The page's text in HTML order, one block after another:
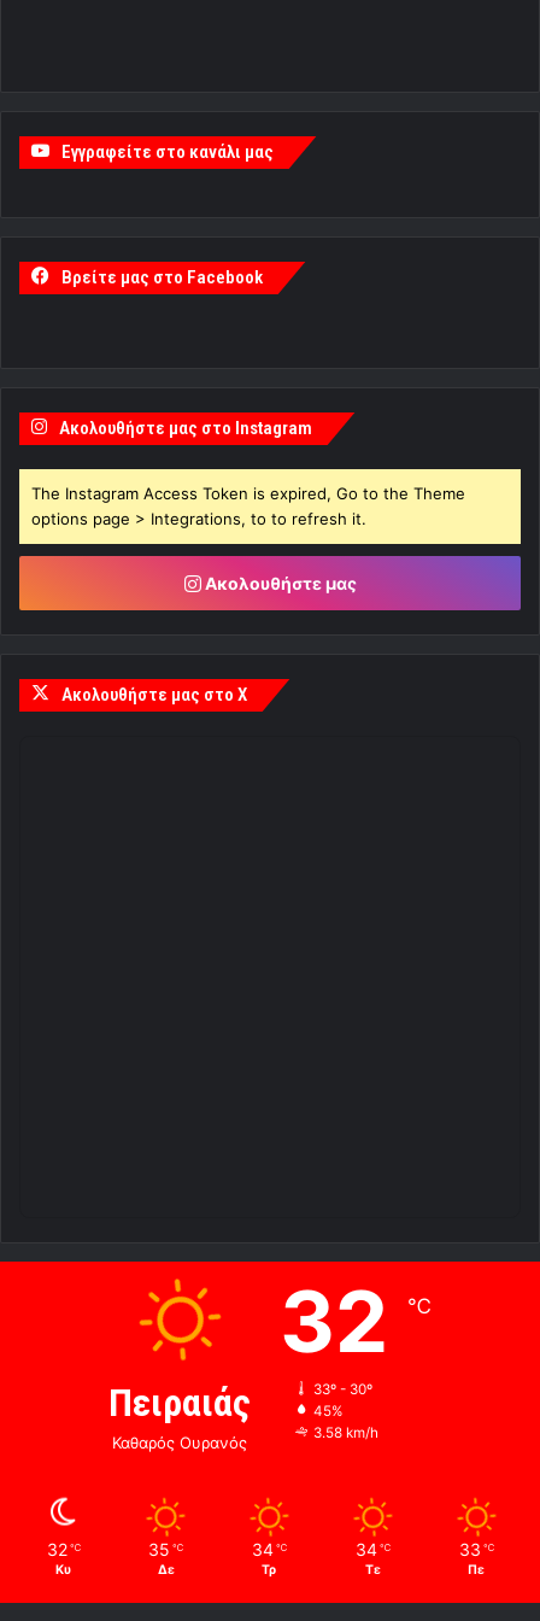
Εγγραφείτε στο κανάλι μας
Βρείτε μας στο Facebook
Ακολουθήστε μας στο Instagram
The Instagram Access Token is expired, Go to the Theme
options page > Integrations, to to refresh it.
Ακολουθήστε μας
Ακολουθήστε μας στο X
Πειραιάς
Καθαρός Ουρανός
32 ℃
33º - 30º
45%
3.58 km/h
32 ℃
Κυ
35 ℃
Δε
34 ℃
Τρ
34 ℃
Τε
33 ℃
Πε